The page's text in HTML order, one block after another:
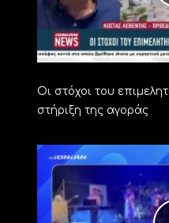
Οι στόχοι του
στήριξη της αγοράς